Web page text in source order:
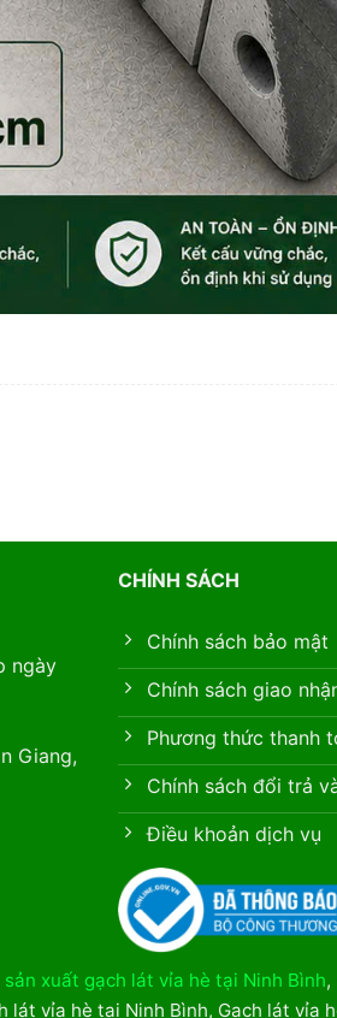
ngày
Giang,
CHÍNH SÁCH
Chính sách bảo mật
Chính sách giao
Phương thức thanh
Chính sách đổi trả
Điều khoản dịch vụ
sản xuất gạch lát vỉa hè tại Ninh Bình,
lát vỉa hè tại Ninh Bình, Gạch lát vỉa